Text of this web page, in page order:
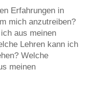
Erfahrungen in
mich anzutreiben?
aus meinen
Lehren kann ich
Welche
meinen